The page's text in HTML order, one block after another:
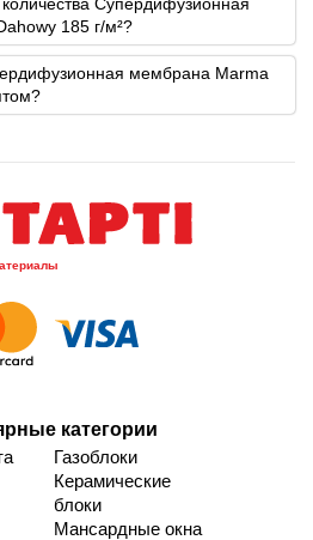
185 г/м²?
мембрана Marma
категории
Газоблоки
Керамические
блоки
Мансардные окна